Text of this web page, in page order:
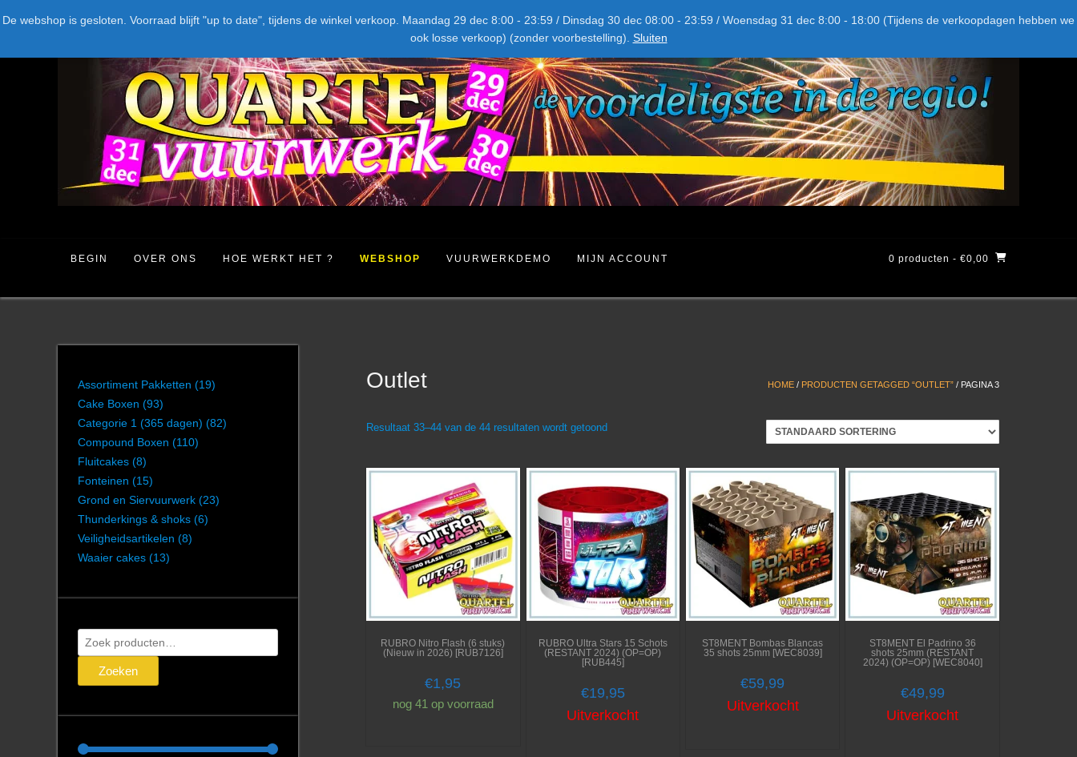
De webshop is gesloten. Voorraad blijft "up to date", tijdens de winkel verkoop. Maandag 29 dec 8:00 - 23:59 / Dinsdag 30 dec 08:00 - 23:59 / Woensdag 31 dec 8:00 - 18:00 (Tijdens de verkoopdagen hebben we
ook losse verkoop) (zonder voorbestelling). Sluiten
naar
BEGIN OVER ONS HOE WERKT HET ? WEBSHOP VUURWERKDEMO MIJN ACCOUNT 0 producten - €0,00
HOME / PRODUCTEN GETAGGED “OUTLET” / PAGINA 3
Outlet
Resultaat 33–44 van de 44 resultaten wordt getoond
RUBRO Nitro Flash (6 stuks)
(Nieuw in 2026) [RUB7126]
€1,95
nog 41 op voorraad
RUBRO Ultra Stars 15 Schots
(RESTANT 2024) (OP=OP)
[RUB445]
€19,95
Uitverkocht
ST8MENT Bombas Blancas
35 shots 25mm [WEC8039]
€59,99
Uitverkocht
ST8MENT El Padrino 36
shots 25mm (RESTANT
2024) (OP=OP) [WEC8040]
€49,99
Uitverkocht
Assortiment Pakketten (19)
Cake Boxen (93)
Categorie 1 (365 dagen) (82)
Compound Boxen (110)
Fluitcakes (8)
Fonteinen (15)
Grond en Siervuurwerk (23)
Thunderkings & shoks (6)
Veiligheidsartikelen (8)
Waaier cakes (13)
Zoeken
naar:
Zoeken